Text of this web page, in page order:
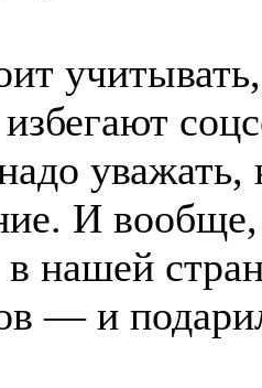
избегают
уважать,
И
в нашей
— и